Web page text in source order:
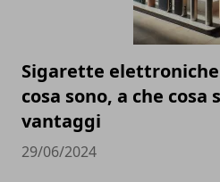
Sigarette
cosa sono, a che cosa
vantaggi
29/06/2024